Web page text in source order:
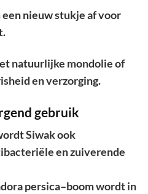
een nieuw stukje af voor
natuurlijke mondolie of
en verzorging.
gebruik
Siwak ook
en zuiverende
persica–boom wordt in